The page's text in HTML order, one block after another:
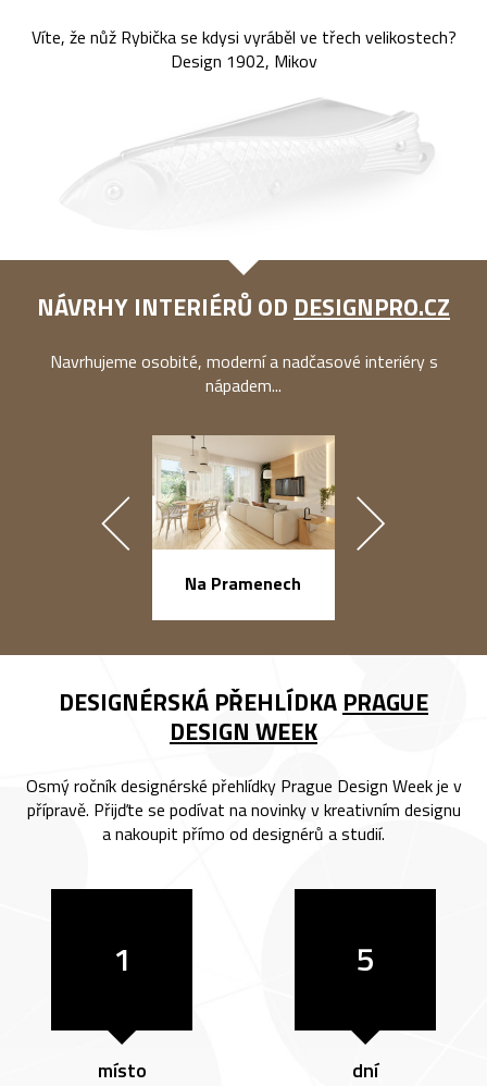
Víte, že nůž Rybička se kdysi vyráběl ve třech velikostech?
Design 1902, Mikov
NÁVRHY INTERIÉRŮ OD DESIGNPRO.CZ
Navrhujeme osobité, moderní a nadčasové interiéry s
nápadem...
Na Pramenech
DESIGNÉRSKÁ PŘEHLÍDKA PRAGUE
DESIGN WEEK
Osmý ročník designérské přehlídky Prague Design Week je v
přípravě. Přijďte se podívat na novinky v kreativním designu
a nakoupit přímo od designérů a studií.
1
místo
5
dní